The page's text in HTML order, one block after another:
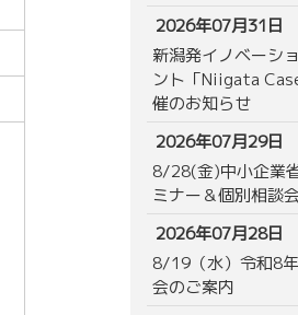
2026年07月31日
新潟発イノベーシ
ント「Niigata
催のお知らせ
2026年07月29日
8/28(金)中小企業
ミナー＆個別相談
2026年07月28日
8/19（水）令和8
会のご案内